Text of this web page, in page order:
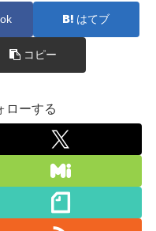
はてブ
コピー
ローする